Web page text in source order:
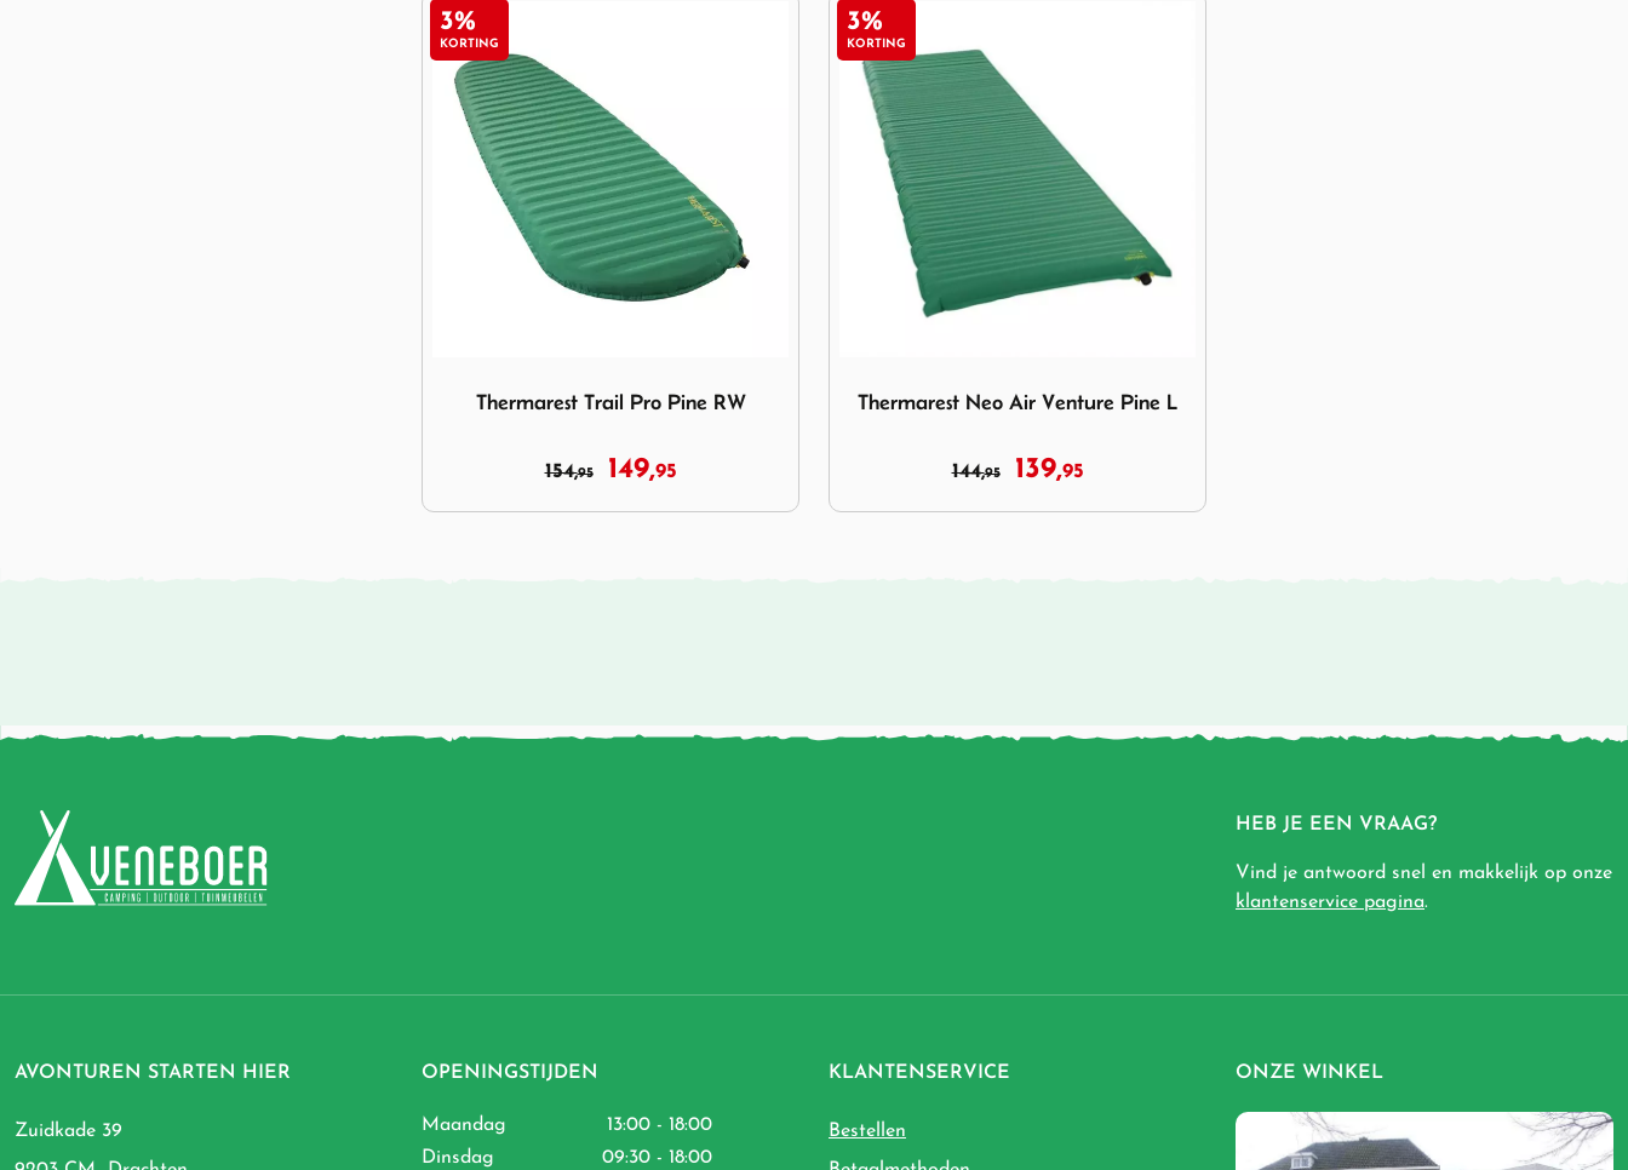
3%
KORTING
Thermarest Trail Pro Pine RW
154,95 149,95
3%
KORTING
Thermarest Neo Air Venture Pine L
144,95 139,95
HEB JE EEN VRAAG?
Vind je antwoord snel en makkelijk op onze
klantenservice pagina.
AVONTUREN STARTEN HIER
Zuidkade 39
OPENINGSTIJDEN
Maandag
13:00 - 18:00
Dinsdag
09:30 - 18:00
KLANTENSERVICE
Bestellen
ONZE WINKEL